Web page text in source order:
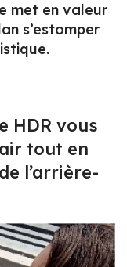
met en valeur
s’estomper
HDR vous
tout en
l’arrière-